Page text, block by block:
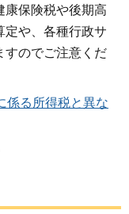
康保険税や後期高
定や、各種行政サ
すのでご注意くだ
係る所得税と異な